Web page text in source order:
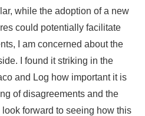
while the adoption of a new
could potentially facilitate
I am concerned about the
I found it striking in the
and Log how important it is
of disagreements and the
forward to seeing how this